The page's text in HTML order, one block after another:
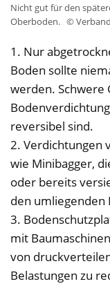
Nicht gut für den
Oberboden. ©
1. Nur
Boden sollte
werden. Schwere
reversibel sind.
2. Verdichtungen
wie Minibagger,
oder bereits
den umliegenden
3.
mit
von
Belastungen zu